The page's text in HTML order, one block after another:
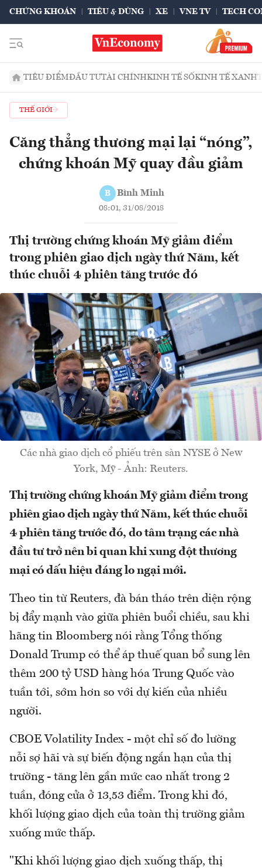
CHỨNG KHOÁN TIÊU & DÙNG XE VNE TV TECH
TIÊU ĐIỂMĐẦU TƯTÀI CHÍNHKINH TẾ SỐKINH TẾ XANH
THẾ GIỚI
Căng thẳng thương mại lại “nóng”,
chứng khoán Mỹ quay đầu giảm
B Bình Minh
08:01, 31/08/2018
Thị trường chứng khoán Mỹ giảm điểm
trong phiên giao dịch ngày thứ Năm, kết
thúc chuỗi 4 phiên tăng trước đó
Các nhà giao dịch cổ phiếu trên sàn NYSE ở New
York, Mỹ - Ảnh: Reuters.
Thị trường chứng khoán Mỹ giảm điểm trong
phiên giao dịch ngày thứ Năm, kết thúc chuỗi
4 phiên tăng trước đó, do tâm trạng các nhà
đầu tư trở nên bi quan khi xung đột thương
mại có dấu hiệu đáng lo ngại mới.
Theo tin từ Reuters, đà bán tháo trên diện rộng
bị đẩy mạnh vào giữa phiên buổi chiều, sau khi
hãng tin Bloomberg nói rằng Tổng thống
Donald Trump có thể áp thuế quan bổ sung lên
thêm 200 tỷ USD hàng hóa Trung Quốc vào
tuần tới, sớm hơn so với dự kiến của nhiều
người.
CBOE Volatility Index - một chỉ số đo lường
nỗi sợ hãi và sự biến động ngắn hạn của thị
trường - tăng lên gần mức cao nhất trong 2
tuần, đóng cửa ở 13,53 điểm. Trong khi đó,
khối lượng giao dịch của toàn thị trường giảm
xuống mức thấp.
"Khi khối lượng giao dịch xuống thấp, thị